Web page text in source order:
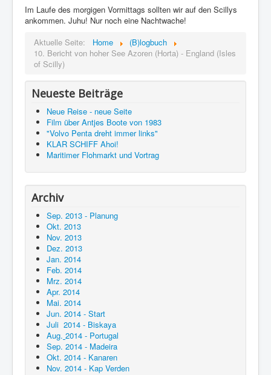
Im Laufe des morgigen Vormittags sollten wir auf den Scillys
ankommen. Juhu! Nur noch eine Nachtwache!
Aktuelle Seite:
Home
(B)logbuch
10. Bericht von hoher See Azoren (Horta) - England (Isles
of Scilly)
Neueste Beiträge
Neue Reise - neue Seite
Film über Antjes Boote von 1983
"Volvo Penta dreht immer links"
KLAR SCHIFF Ahoi!
Maritimer Flohmarkt und Vortrag
Archiv
Sep. 2013 - Planung
Okt. 2013
Nov. 2013
Dez. 2013
Jan. 2014
Feb. 2014
Mrz. 2014
Apr. 2014
Mai. 2014
Jun. 2014 - Start
Juli 2014 - Biskaya
Aug. 2014 - Portugal
Sep. 2014 - Madeira
Okt. 2014 - Kanaren
Nov. 2014 - Kap Verden